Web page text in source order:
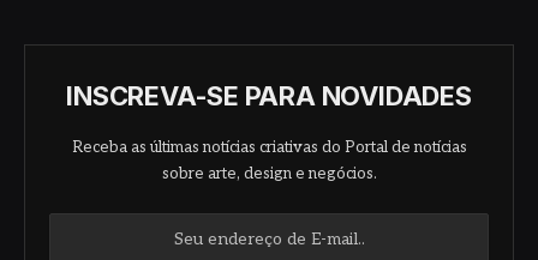
INSCREVA-SE PARA NOVIDADES
Receba as últimas notícias criativas do Portal de notícias
sobre arte, design e negócios.